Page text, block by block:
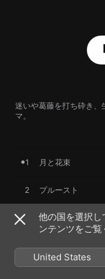
迷いや葛藤を打ち砕き、
マ。
1 月と花束
2 プルースト
2018年2月28日
℗ 2018 Sony Music
他の国を選択し
ンテンツをご覧
United States